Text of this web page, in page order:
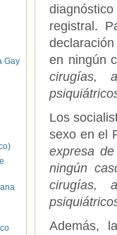
registral.
en ningún
cirugías,
Los
sexo en el
expresa
ningún
cirugías,
Además,
Gay